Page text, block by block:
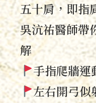
五十肩，即指
吳沆祐醫師帶
解
手指爬牆運
左右開弓似